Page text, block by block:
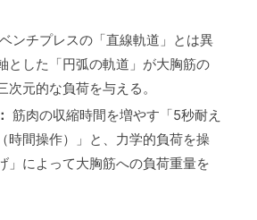
ベンチプレスの「直線軌道」とは異
とした「円弧の軌道」が大胸筋の
次元的な負荷を与える。
筋肉の収縮時間を増やす「5秒耐え
時間操作）」と、力学的負荷を操
」によって大胸筋への負荷重量を